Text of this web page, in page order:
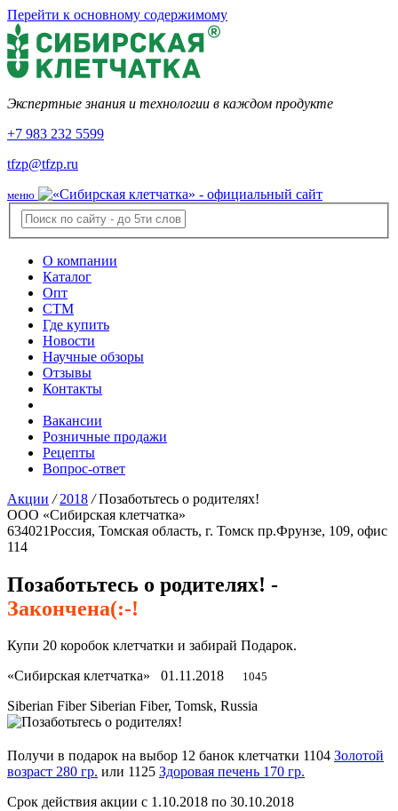
Перейти к основному содержимому
Экспертные знания и технологии в каждом продукте
+7 983 232 5599
tfzp@tfzp.ru
меню
О компании
Каталог
Опт
СТМ
Где купить
Новости
Научные обзоры
Отзывы
Контакты
Вакансии
Розничные продажи
Рецепты
Вопрос-ответ
Акции / 2018 / Позаботьтесь о родителях!
ООО «Сибирская клетчатка»
634021Россия, Томская область, г. Томск пр.Фрунзе, 109, офис
114
Позаботьтесь о родителях! -
Закончена(:-!
Купи 20 коробок клетчатки и забирай Подарок.
«Сибирская клетчатка» 01.11.2018 1045
Siberian Fiber Siberian Fiber, Tomsk, Russia
Получи в подарок на выбор 12 банок клетчатки 1104 Золотой
возраст 280 гр. или 1125 Здоровая печень 170 гр.
Срок действия акции с 1.10.2018 по 30.10.2018